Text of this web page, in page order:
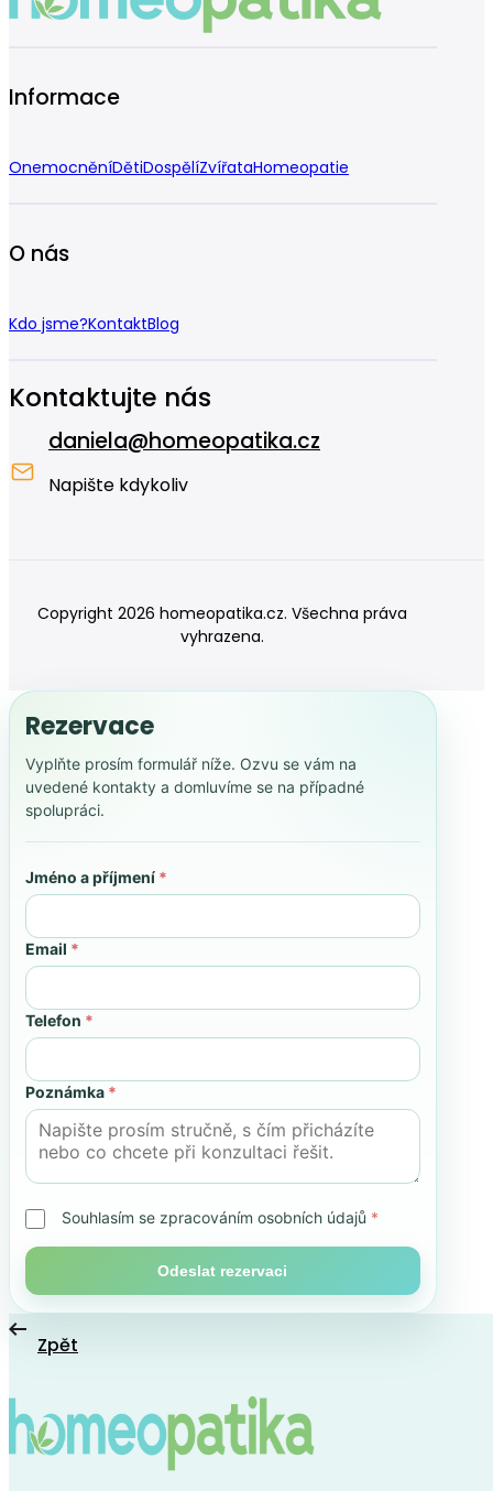
Informace
OnemocněníDětiDospělíZvířataHomeopatie
O nás
Kdo jsme?KontaktBlog
Kontaktujte nás
daniela@homeopatika.cz
Napište kdykoliv
Copyright 2026 homeopatika.cz. Všechna práva
vyhrazena.
Rezervace
Vyplňte prosím formulář níže. Ozvu se vám na
uvedené kontakty a domluvíme se na případné
spolupráci.
Jméno a příjmení *
Email *
Telefon *
Poznámka *
Souhlasím se zpracováním osobních údajů *
Odeslat rezervaci
Zpět